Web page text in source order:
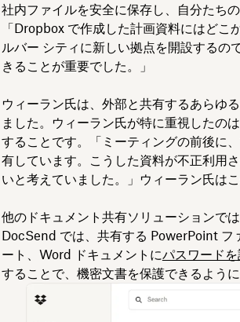
社内ファイルを安全に保存し、自分たち
「Dropbox で作成した計画資料にはど
ルバー シティに新しい拠点を開設するの
きることが重要でした。」
ウィーラン氏は、外部と共有するあらゆ
ました。ウィーラン氏が特に重視したの
することです。「ミーティングの前後に
有しています。こうした資料が不正利用
いと考えていました。」ウィーラン氏はこ
他のドキュメント共有ソリューションで
DocSend では、共有する PowerPoint フ
ート、Word ドキュメントにパスワード
することで、機密文書を保護できるように